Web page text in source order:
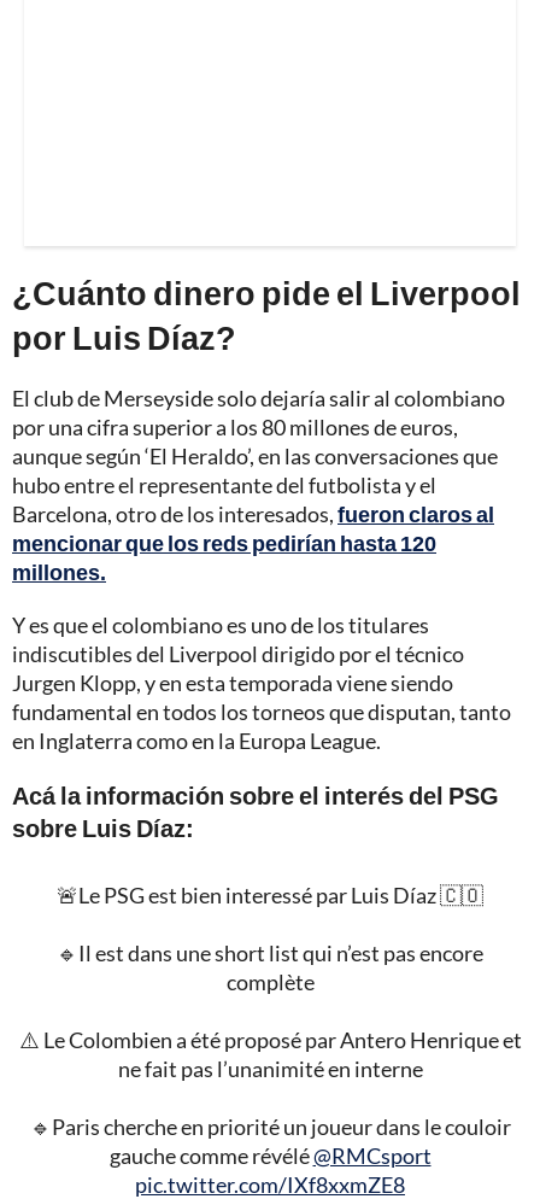
¿Cuánto dinero pide el Liverpool
por Luis Díaz?
El club de Merseyside solo dejaría salir al colombiano
por una cifra superior a los 80 millones de euros,
aunque según ‘El Heraldo’, en las conversaciones que
hubo entre el representante del futbolista y el
Barcelona, otro de los interesados,fueron claros al
mencionar que los reds pedirían hasta 120
millones.
Y es que el colombiano es uno de los titulares
indiscutibles del Liverpool dirigido por el técnico
Jurgen Klopp, y en esta temporada viene siendo
fundamental en todos los torneos que disputan, tanto
en Inglaterra como en la Europa League.
Acá la información sobre el interés del PSG
sobre Luis Díaz:
🚨Le PSG est bien interessé par Luis Díaz 🇨🇴
🔹Il est dans une short list qui n’est pas encore
complète
⚠️ Le Colombien a été proposé par Antero Henrique et
ne fait pas l’unanimité en interne
🔹Paris cherche en priorité un joueur dans le couloir
gauche comme révélé@RMCsport
pic.twitter.com/IXf8xxmZE8